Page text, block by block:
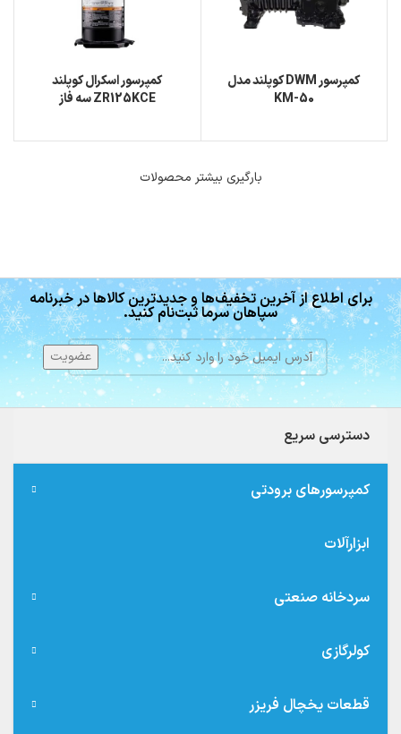
کمپرسور DWM کوپلند مدل
KM-50
کمپرسور اسکرال کوپلند
ZR125KCE سه فاز
بارگیری بیشتر محصولات
برای اطلاع از آخرین تخفیف‌ها و جدیدترین کالاها در خبرنامه
سپاهان سرما ثبت‌نام کنید.
دسترسی سریع
کمپرسورهای برودتی
ابزارآلات
سردخانه صنعتی
کولرگازی
قطعات یخچال فریزر